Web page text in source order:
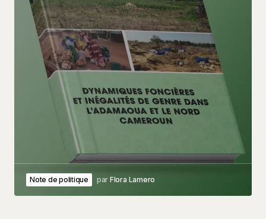
Note de politique par Flora Lamero